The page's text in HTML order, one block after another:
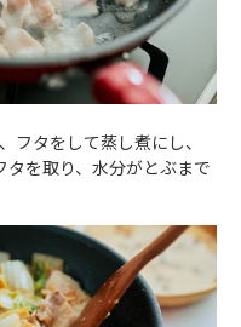
フタをして蒸し煮にし、
を取り、水分がとぶまで